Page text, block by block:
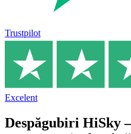
Trustpilot
Excelent
Despăgubiri HiSky